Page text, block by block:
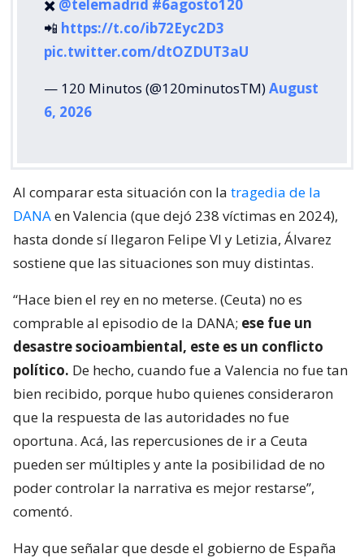
✖️ @telemadrid #6agosto120
📲 https://t.co/ib72Eyc2D3
pic.twitter.com/dtOZDUT3aU
— 120 Minutos (@120minutosTM)August
6, 2026
Al comparar esta situación con la tragedia de la
DANAen Valencia (que dejó 238 víctimas en 2024),
hasta donde sí llegaron Felipe VI y Letizia, Álvarez
sostiene que las situaciones son muy distintas.
“Hace bien el rey en no meterse. (Ceuta) no es
comprable al episodio de la DANA; ese fue un
desastre socioambiental, este es un conflicto
político. De hecho, cuando fue a Valencia no fue tan
bien recibido, porque hubo quienes consideraron
que la respuesta de las autoridades no fue
oportuna. Acá, las repercusiones de ir a Ceuta
pueden ser múltiples y ante la posibilidad de no
poder controlar la narrativa es mejor restarse”,
comentó.
Hay que señalar que desde el gobierno de España